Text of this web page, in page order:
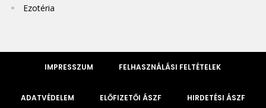
Ezotéria
IMPRESSZUM FELHASZNÁLÁSI FELTÉTELEK
ADATVÉDELEM ELŐFIZETŐI ÁSZF HIRDETÉSI ÁSZF